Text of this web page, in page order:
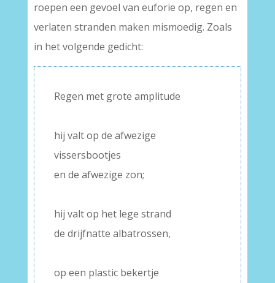
roepen een gevoel van euforie op, regen en
verlaten stranden maken mismoedig. Zoals
in het volgende gedicht:
Regen met grote amplitude
hij valt op de afwezige
vissersbootjes
en de afwezige zon;
hij valt op het lege strand
de drijfnatte albatrossen,
op een plastic bekertje